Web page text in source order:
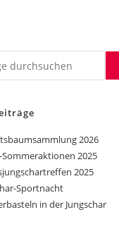
2026
Sommeraktionen 2025
2025
Sportnacht
in der Jungschar